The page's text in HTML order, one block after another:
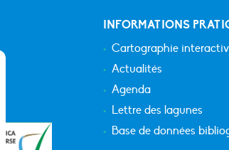
INFORMATIONS
Cartographie
Actualités
Agenda
Lettre des lagunes
Base de données